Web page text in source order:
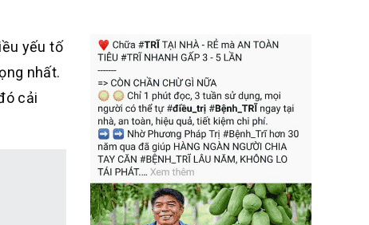
yếu tố
nhất.
cải